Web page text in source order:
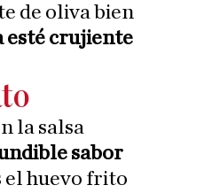
de oliva bien
esté crujiente
la salsa
sabor
el huevo frito